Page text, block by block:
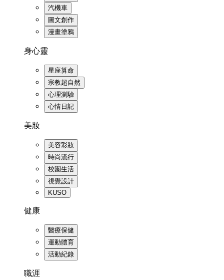
汽機車
圖文創作
漫畫塗鴉
身心靈
星座算命
宗教超自然
心理測驗
心情日記
美妝
美容彩妝
時尚流行
校園生活
視覺設計
KUSO
健康
醫療保健
運動體育
活動紀錄
職涯